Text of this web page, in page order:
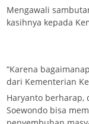
Mengawali
kasihnya kepada
“Karena
dari Kementerian
Haryanto berharap,
Soewondo bisa